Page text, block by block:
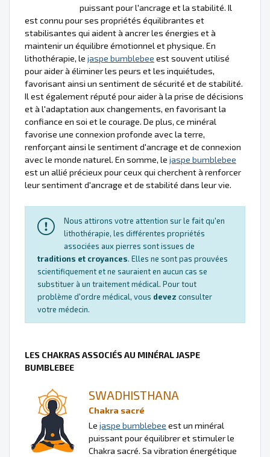
puissant pour l'ancrage et la stabilité. Il
est connu pour ses propriétés équilibrantes et
stabilisantes qui aident à ancrer les énergies et à
maintenir un équilibre émotionnel et physique. En
lithothérapie, le jaspe bumblebee est souvent utilisé
pour aider à éliminer les peurs et les inquiétudes,
favorisant ainsi un sentiment de sécurité et de stabilité.
Il est également réputé pour aider à la prise de décisions
et à l'adaptation aux changements, en favorisant la
confiance en soi et le courage. De plus, ce minéral
favorise une connexion profonde avec la terre,
renforçant ainsi le sentiment d'ancrage et de connexion
avec le monde naturel. En somme, le jaspe bumblebee
est un allié précieux pour ceux qui cherchent à renforcer
leur sentiment d'ancrage et de stabilité dans leur vie.
Nous attirons votre attention sur le fait qu'en
lithothérapie, les différentes propriétés
associées aux pierres sont issues de
traditions et croyances. Elles ne sont pas prouvées
scientifiquement et ne sauraient en aucun cas se
substituer à un traitement médical. Pour tout
problème d'ordre médical, vous devez consulter
votre médecin.
LES CHAKRAS ASSOCIÉS AU MINÉRAL JASPE
BUMBLEBEE
SWADHISTHANA
Chakra sacré
Le jaspe bumblebee est un minéral
puissant pour équilibrer et stimuler le
Chakra sacré. Sa vibration énergétique